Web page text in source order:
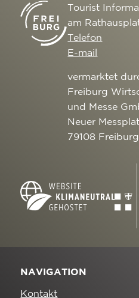
Tourist
am
Telefon
E-mail
vermarktet
Freiburg
und Messe
Neuer
79108 Freiburg
NAVIGATION
Kontakt